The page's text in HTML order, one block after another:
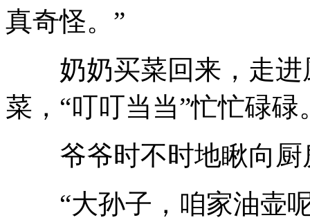
真奇怪。”
奶奶买菜回来，走进
菜， “叮叮当当”忙忙碌碌
爷爷时不时地瞅向厨
“大孙子，咱家油壶